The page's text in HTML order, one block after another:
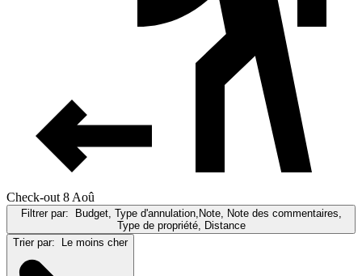
Check-out 8 Aoû
Filtrer par:
Budget, Type d'annulation,Note, Note des commentaires,
Type de propriété, Distance
Trier par:
Le moins cher